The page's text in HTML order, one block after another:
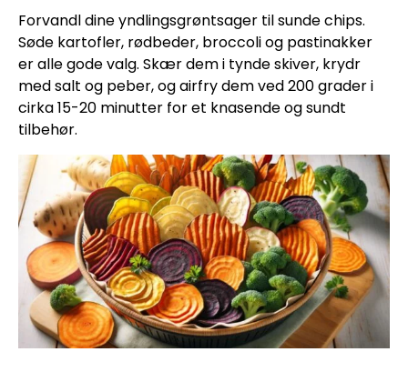
Forvandl dine yndlingsgrøntsager til sunde chips.
Søde kartofler, rødbeder, broccoli og pastinakker
er alle gode valg. Skær dem i tynde skiver, krydr
med salt og peber, og airfry dem ved 200 grader i
cirka 15-20 minutter for et knasende og sundt
tilbehør.